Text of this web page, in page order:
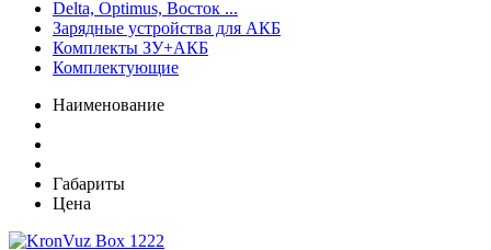
Delta, Optimus, Восток ...
Зарядные устройства для АКБ
Комплекты ЗУ+АКБ
Комплектующие
Наименование
Габариты
Цена